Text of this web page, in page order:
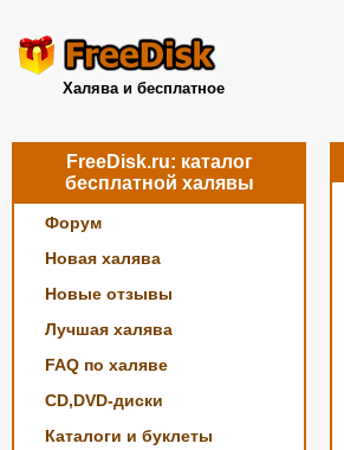
Халява и бесплатное
FreeDisk.ru: каталог
бесплатной халявы
Форум
Новая халява
Новые отзывы
Лучшая халява
FAQ по халяве
CD,DVD-диски
Каталоги и буклеты